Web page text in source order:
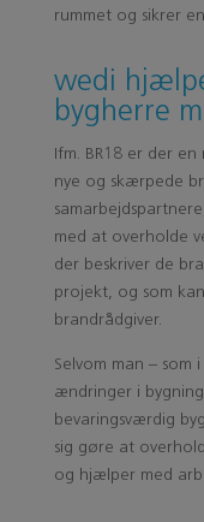
rummet og sikrer
wedi
bygherre
Ifm. BR18 er der
nye og skærpede
med at overholde
der beskriver de
projekt, og som
brandrådgiver.
Selvom man – som
ændringer i
bevaringsværdig
sig gøre at
og hjælper med